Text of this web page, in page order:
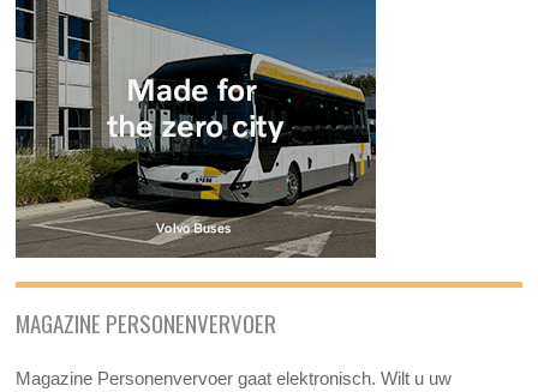
MAGAZINE PERSONENVERVOER
Magazine Personenvervoer gaat elektronisch. Wilt u uw